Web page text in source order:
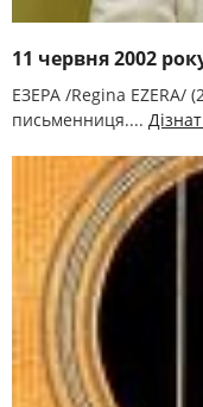
11 червня 2002
ЕЗЕРА /Regіna EZERA/
письменниця....